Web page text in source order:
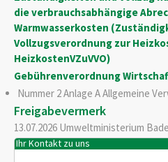
die verbrauchsabhängige
Warmwasserkosten
Vollzugsverordnung zur
HeizkostenVZuVVO)
Gebührenverordnung
Nummer 2 Anlage A Allgemeine
Freigabevermerk
13.07.2026 Umweltministerium
Ihr Kontakt zu uns